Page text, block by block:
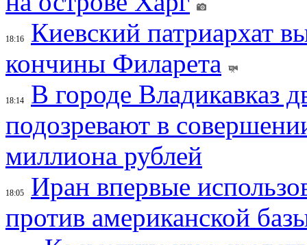
18:16
Киевский патриархат
кончины Филарета
18:14
В городе Владикавказ
подозревают в
миллиона рублей
18:05
Иран впервые
против американской